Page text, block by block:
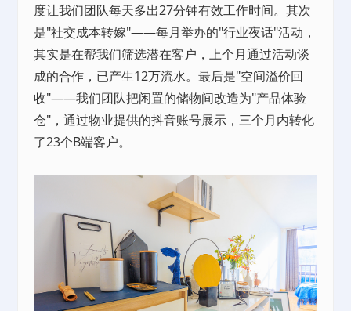
度让我们团队每天多出27分钟有效工作时间。其次
是"社交成本转嫁"——每月举办的"行业夜话"活动，
其实是在帮我们筛选潜在客户，上个月通过活动谈
成的合作，已产生12万流水。最后是"空间溢价回
收"——我们团队把闲置的储物间改造为"产品体验
仓"，通过物业提供的抖音账号展示，三个月内转化
了23个B端客户。